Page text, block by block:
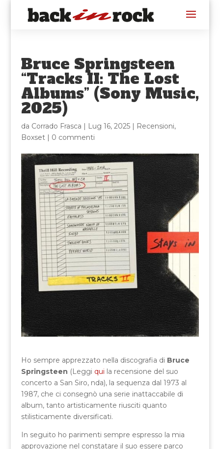
Bruce Springsteen
“Tracks II: The Lost
Albums” (Sony Music,
2025)
da Corrado Frasca | Lug 16, 2025| Recensioni,
Boxset| 0 commenti
Ho sempre apprezzato nella discografia di Bruce
Springsteen (Leggi qui la recensione del suo
concerto a San Siro, nda), la sequenza dal 1973 al
1987, che ci consegnò una serie inattaccabile di
album, tanto artisticamente riusciti quanto
stilisticamente diversificati.
In seguito ho parimenti sempre espresso la mia
approvazione nel constatare il suo essere parco